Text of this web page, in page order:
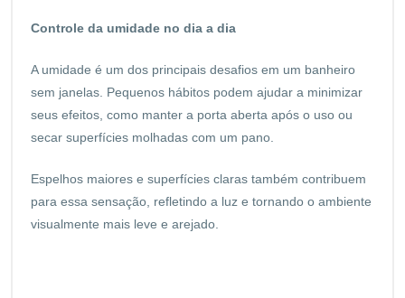
Controle da umidade no dia a dia
A umidade é um dos principais desafios em um banheiro
sem janelas. Pequenos hábitos podem ajudar a minimizar
seus efeitos, como manter a porta aberta após o uso ou
secar superfícies molhadas com um pano.
Espelhos maiores e superfícies claras também contribuem
para essa sensação, refletindo a luz e tornando o ambiente
visualmente mais leve e arejado.